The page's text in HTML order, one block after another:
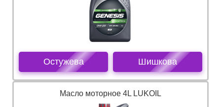
Остужева Шишкова
Масло моторное 4L LUKOIL